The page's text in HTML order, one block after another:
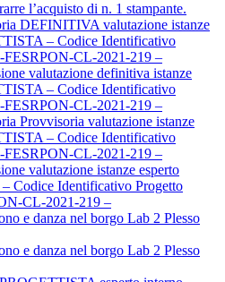
l’acquisto di n. 1 stampante.
DEFINITIVA valutazione istanze
– Codice Identificativo
FESRPON-CL-2021-219 –
valutazione definitiva istanze
– Codice Identificativo
FESRPON-CL-2021-219 –
Provvisoria valutazione istanze
– Codice Identificativo
FESRPON-CL-2021-219 –
valutazione istanze esperto
Codice Identificativo Progetto
CL-2021-219 –
e danza nel borgo Lab 2 Plesso
e danza nel borgo Lab 2 Plesso